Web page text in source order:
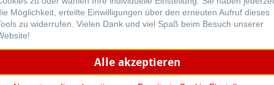
Anfrage erhältlich.
Möglichkeit, erteilte Einwilligungen über den erneuten Aufruf dieses
zu widerrufen. Vielen Dank und viel Spaß beim Besuch unserer
Alle akzeptieren